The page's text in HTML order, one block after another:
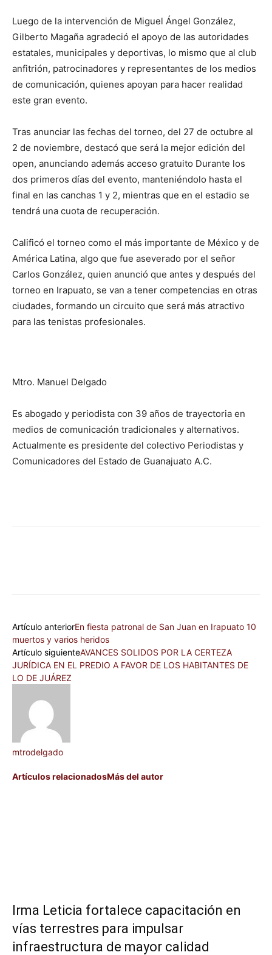
Luego de la intervención de Miguel Ángel González,
Gilberto Magaña agradeció el apoyo de las autoridades
estatales, municipales y deportivas, lo mismo que al club
anfitrión, patrocinadores y representantes de los medios
de comunicación, quienes apoyan para hacer realidad
este gran evento.
Tras anunciar las fechas del torneo, del 27 de octubre al
2 de noviembre, destacó que será la mejor edición del
open, anunciando además acceso gratuito Durante los
dos primeros días del evento, manteniéndolo hasta el
final en las canchas 1 y 2, mientras que en el estadio se
tendrá una cuota de recuperación.
Calificó el torneo como el más importante de México y de
América Latina, algo que fue aseverado por el señor
Carlos González, quien anunció que antes y después del
torneo en Irapuato, se van a tener competencias en otras
ciudades, formando un circuito que será más atractivo
para las tenistas profesionales.
Mtro. Manuel Delgado
Es abogado y periodista con 39 años de trayectoria en
medios de comunicación tradicionales y alternativos.
Actualmente es presidente del colectivo Periodistas y
Comunicadores del Estado de Guanajuato A.C.
Artículo anteriorEn fiesta patronal de San Juan en Irapuato 10
muertos y varios heridos
Artículo siguienteAVANCES SOLIDOS POR LA CERTEZA
JURÍDICA EN EL PREDIO A FAVOR DE LOS HABITANTES DE
LO DE JUÁREZ
mtrodelgado
Artículos relacionadosMás del autor
Irma Leticia fortalece capacitación en
vías terrestres para impulsar
infraestructura de mayor calidad